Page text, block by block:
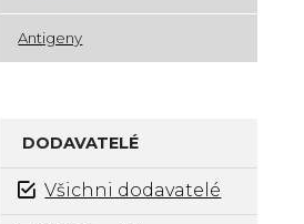
Antigeny
DODAVATELÉ
Všichni dodavatelé